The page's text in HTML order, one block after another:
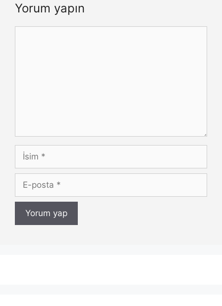
Yorum yapın
İsim
posta